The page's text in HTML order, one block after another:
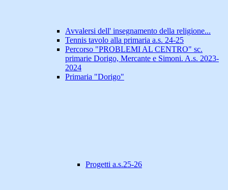
Avvalersi dell' insegnamento della religione...
Tennis tavolo alla primaria a.s. 24-25
Percorso "PROBLEMI AL CENTRO" sc.
primarie Dorigo, Mercante e Simoni. A.s. 2023-
2024
Primaria "Dorigo"
Progetti a.s.25-26